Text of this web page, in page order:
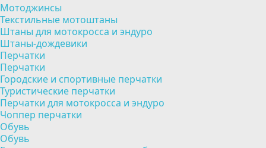
Мотоджинсы
Текстильные мотоштаны
Штаны для мотокросса и эндуро
Штаны-дождевики
Перчатки
Перчатки
Городские и спортивные перчатки
Туристические перчатки
Перчатки для мотокросса и эндуро
Чоппер перчатки
Обувь
Обувь